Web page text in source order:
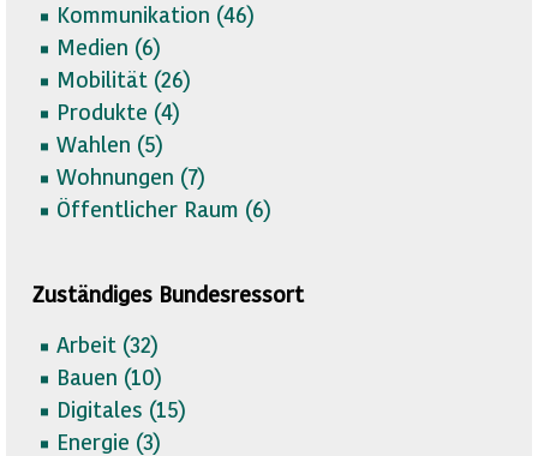
Kommunikation (46)
Medien (6)
Mobilität (26)
Produkte (4)
Wahlen (5)
Wohnungen (7)
Öffentlicher Raum (6)
Zuständiges Bundesressort
Arbeit (32)
Bauen (10)
Digitales (15)
Energie (3)